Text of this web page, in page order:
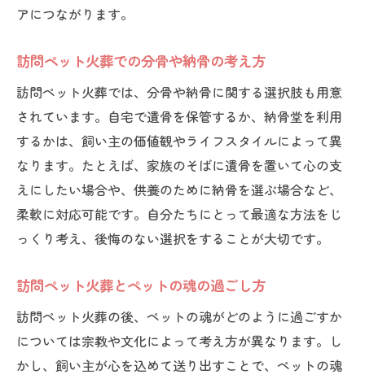
アにつながります。
訪問ペット火葬での分骨や納骨の考え方
訪問ペット火葬では、分骨や納骨に関する選択肢も用意
されています。自宅で遺骨を保管するか、納骨堂を利用
するかは、飼い主の価値観やライフスタイルによって異
なります。たとえば、家族のそばに遺骨を置いて心の支
えにしたい場合や、供養のために納骨を選ぶ場合など、
柔軟に対応可能です。自分たちにとって最適な方法をじ
っくり考え、後悔のない選択をすることが大切です。
訪問ペット火葬とペットの魂の過ごし方
訪問ペット火葬の後、ペットの魂がどのように過ごすか
については宗教や文化によって考え方が異なります。し
かし、飼い主が心を込めて送り出すことで、ペットの魂